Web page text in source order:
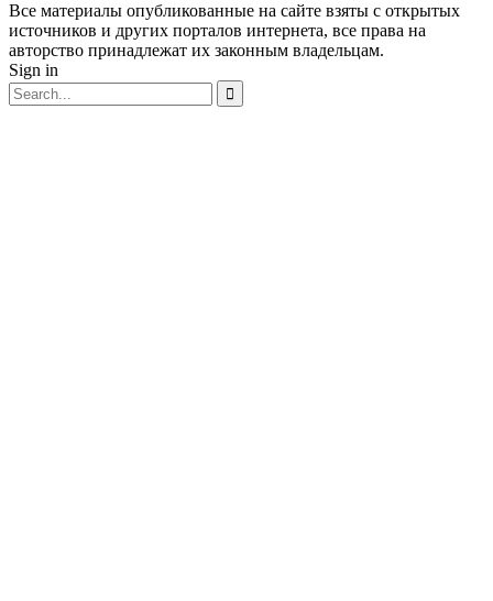
Все материалы опубликованные на сайте взяты с открытых
источников и других порталов интернета, все права на
авторство принадлежат их законным владельцам.
Sign in